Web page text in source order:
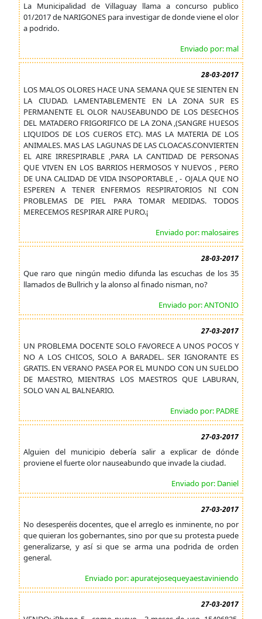
La Municipalidad de Villaguay llama a concurso publico
01/2017 de NARIGONES para investigar de donde viene el olor
a podrido.
Enviado por: mal
28-03-2017
LOS MALOS OLORES HACE UNA SEMANA QUE SE SIENTEN EN
LA CIUDAD. LAMENTABLEMENTE EN LA ZONA SUR ES
PERMANENTE EL OLOR NAUSEABUNDO DE LOS DESECHOS
DEL MATADERO FRIGORIFICO DE LA ZONA ,(SANGRE HUESOS
LIQUIDOS DE LOS CUEROS ETC). MAS LA MATERIA DE LOS
ANIMALES. MAS LAS LAGUNAS DE LAS CLOACAS.CONVIERTEN
EL AIRE IRRESPIRABLE ,PARA LA CANTIDAD DE PERSONAS
QUE VIVEN EN LOS BARRIOS HERMOSOS Y NUEVOS , PERO
DE UNA CALIDAD DE VIDA INSOPORTABLE , - OJALA QUE NO
ESPEREN A TENER ENFERMOS RESPIRATORIOS NI CON
PROBLEMAS DE PIEL PARA TOMAR MEDIDAS. TODOS
MERECEMOS RESPIRAR AIRE PURO.¡
Enviado por: malosaires
28-03-2017
Que raro que ningún medio difunda las escuchas de los 35
llamados de Bullrich y la alonso al finado nisman, no?
Enviado por: ANTONIO
27-03-2017
UN PROBLEMA DOCENTE SOLO FAVORECE A UNOS POCOS Y
NO A LOS CHICOS, SOLO A BARADEL. SER IGNORANTE ES
GRATIS. EN VERANO PASEA POR EL MUNDO CON UN SUELDO
DE MAESTRO, MIENTRAS LOS MAESTROS QUE LABURAN,
SOLO VAN AL BALNEARIO.
Enviado por: PADRE
27-03-2017
Alguien del municipio debería salir a explicar de dónde
proviene el fuerte olor nauseabundo que invade la ciudad.
Enviado por: Daniel
27-03-2017
No desesperéis docentes, que el arreglo es inminente, no por
que quieran los gobernantes, sino por que su protesta puede
generalizarse, y así si que se arma una podrida de orden
general.
Enviado por: apuratejosequeyaestaviniendo
27-03-2017